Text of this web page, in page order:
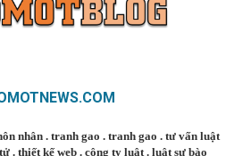
nhân . tranh gao . tranh gao . tư vấn luật
. thiết kế web . công ty luật. luật sư bào